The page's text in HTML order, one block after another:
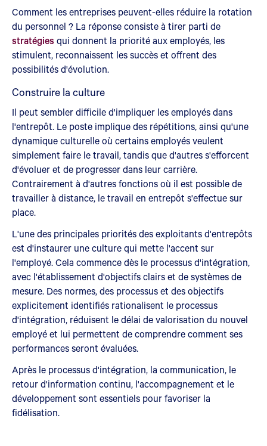
Comment les entreprises peuvent-elles réduire la rotation
du personnel ? La réponse consiste à tirer parti de
stratégies qui donnent la priorité aux employés, les
stimulent, reconnaissent les succès et offrent des
possibilités d'évolution.
Construire la culture
Il peut sembler difficile d'impliquer les employés dans
l'entrepôt. Le poste implique des répétitions, ainsi qu'une
dynamique culturelle où certains employés veulent
simplement faire le travail, tandis que d'autres s'efforcent
d'évoluer et de progresser dans leur carrière.
Contrairement à d'autres fonctions où il est possible de
travailler à distance, le travail en entrepôt s'effectue sur
place.
L'une des principales priorités des exploitants d'entrepôts
est d'instaurer une culture qui mette l'accent sur
l'employé. Cela commence dès le processus d'intégration,
avec l'établissement d'objectifs clairs et de systèmes de
mesure. Des normes, des processus et des objectifs
explicitement identifiés rationalisent le processus
d'intégration, réduisent le délai de valorisation du nouvel
employé et lui permettent de comprendre comment ses
performances seront évaluées.
Après le processus d'intégration, la communication, le
retour d'information continu, l'accompagnement et le
développement sont essentiels pour favoriser la
fidélisation.